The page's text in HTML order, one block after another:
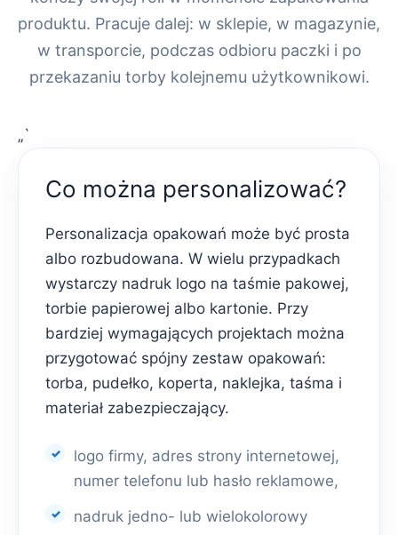
produktu. Pracuje dalej: w sklepie, w magazynie,
w transporcie, podczas odbioru paczki i po
przekazaniu torby kolejnemu użytkownikowi.
„`
Co można personalizować?
Personalizacja opakowań może być prosta
albo rozbudowana. W wielu przypadkach
wystarczy nadruk logo na taśmie pakowej,
torbie papierowej albo kartonie. Przy
bardziej wymagających projektach można
przygotować spójny zestaw opakowań:
torba, pudełko, koperta, naklejka, taśma i
materiał zabezpieczający.
logo firmy, adres strony internetowej,
numer telefonu lub hasło reklamowe,
nadruk jedno- lub wielokolorowy